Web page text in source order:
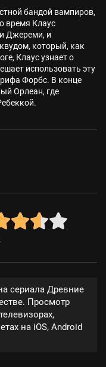
бандой вампиров,
время Клаус
Джереми, и
который, как
Клаус узнает о
использовать эту
Форбс. В конце
Орлеан, где
сериала Древние
Просмотр
на iOS, Android